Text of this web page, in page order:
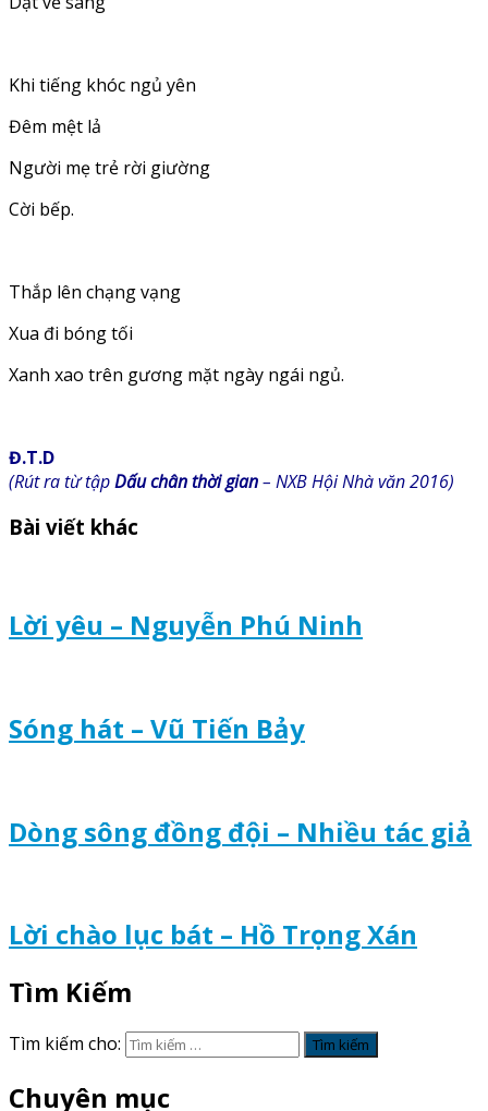
Khi tiếng khóc ngủ yên
Đêm mệt lả
Người mẹ trẻ rời giường
Cời bếp.
Thắp lên chạng vạng
Xua đi bóng tối
Xanh xao trên gương mặt ngày ngái ngủ.
Đ.T.D
(Rút ra từ tậpDấu chân thời gian– NXB Hội Nhà văn 2016)
Bài viết khác
Lời yêu – Nguyễn Phú Ninh
Sóng hát – Vũ Tiến Bảy
Dòng sông đồng đội – Nhiều tác giả
Lời chào lục bát – Hồ Trọng Xán
Tìm Kiếm
Tìm kiếm cho:
Chuyên mục